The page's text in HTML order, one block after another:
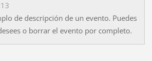
de descripción de un evento. Puedes
o borrar el evento por completo.